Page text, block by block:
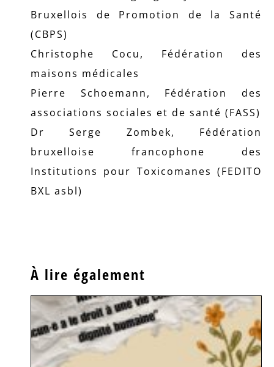
Bruxellois de Promotion de la Santé
(CBPS)
Christophe Cocu, Fédération des
maisons médicales
Pierre Schoemann, Fédération des
associations sociales et de santé (FASS)
Dr Serge Zombek, Fédération
bruxelloise francophone des
Institutions pour Toxicomanes (FEDITO
BXL asbl)
À lire également